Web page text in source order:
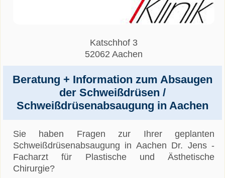
Katschhof 3
52062 Aachen
Beratung + Information zum Absaugen
der Schweißdrüsen /
Schweißdrüsenabsaugung in Aachen
Sie haben Fragen zur Ihrer geplanten
Schweißdrüsenabsaugung in Aachen Dr. Jens -
Facharzt für Plastische und Ästhetische
Chirurgie?